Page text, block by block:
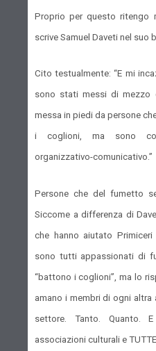
Proprio per questo ritengo
scrive Samuel Daveti nel suo
Cito testualmente: “E mi
sono stati messi di mezzo
messa in piedi da persone
i coglioni, ma sono
organizzativo-comunicativo.”
Persone che del fumetto
Siccome a differenza di
che hanno aiutato
sono tutti appassionati di
“battono i coglioni”, ma lo
amano i membri di ogni altra
settore. Tanto. Quanto.
associazioni culturali e